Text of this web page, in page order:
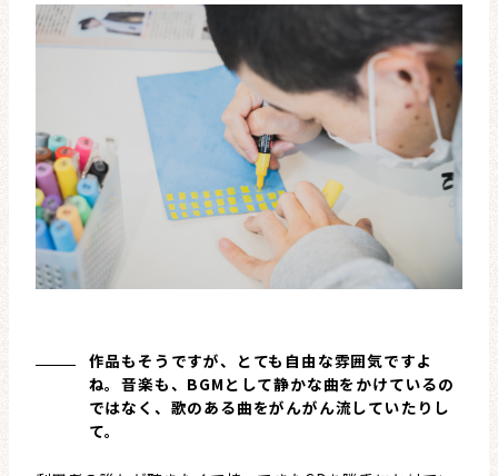
作品もそうですが、とても自由な雰囲気ですよ
ね。音楽も、BGMとして静かな曲をかけているの
ではなく、歌のある曲をがんがん流していたりし
て。